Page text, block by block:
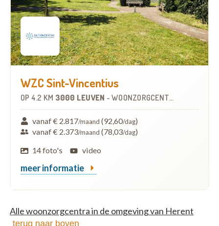
WZC Sint-Vincentius
OP 4.2 KM 3000 LEUVEN - WOONZORGCENTRUM (WZC)
vanaf € 2.817/maand (92,60/dag)
vanaf € 2.373/maand (78,03/dag)
14 foto's
video
meer informatie
Alle woonzorgcentra in de omgeving van Herent
terug naar boven